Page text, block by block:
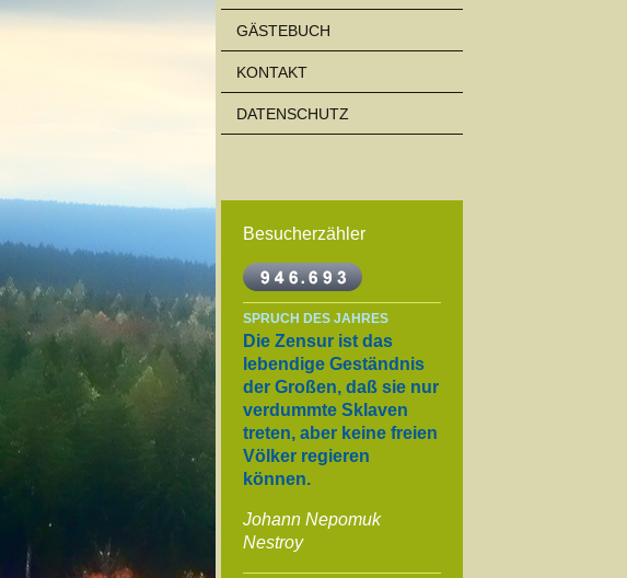
GÄSTEBUCH
KONTAKT
DATENSCHUTZ
Besucherzähler
SPRUCH DES JAHRES
Die Zensur ist das
lebendige Geständnis
der Großen, daß sie nur
verdummte Sklaven
treten, aber keine freien
Völker regieren
können.
Johann Nepomuk
Nestroy